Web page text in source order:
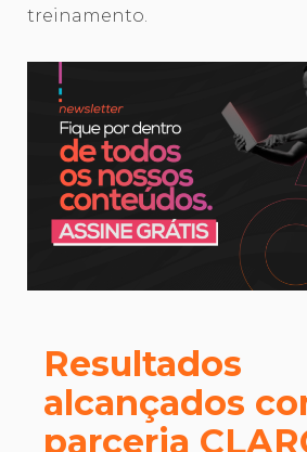
treinamento.
Resultados
alcançados
parceria